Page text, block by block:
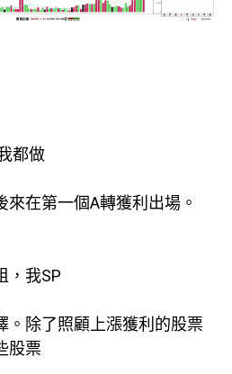
都做
在第一個A轉獲利出場。
，我SP
。除了照顧上漲獲利的股票
股票